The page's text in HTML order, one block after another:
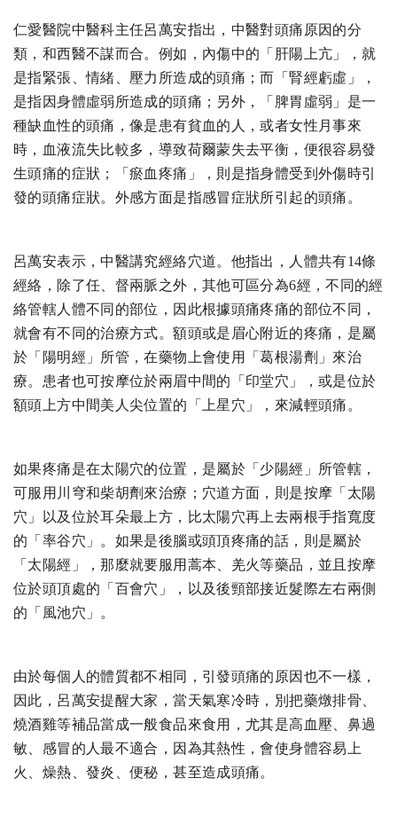
仁愛醫院中醫科主任呂萬安指出，中醫對頭痛原因的分
類，和西醫不謀而合。例如，內傷中的「肝陽上亢」，就
是指緊張、情緒、壓力所造成的頭痛；而「腎經虧虛」，
是指因身體虛弱所造成的頭痛；另外，「脾胃虛弱」是一
種缺血性的頭痛，像是患有貧血的人，或者女性月事來
時，血液流失比較多，導致荷爾蒙失去平衡，便很容易發
生頭痛的症狀；「瘀血疼痛」，則是指身體受到外傷時引
發的頭痛症狀。外感方面是指感冒症狀所引起的頭痛。
呂萬安表示，中醫講究經絡穴道。他指出，人體共有14條
經絡，除了任、督兩脈之外，其他可區分為6經，不同的經
絡管轄人體不同的部位，因此根據頭痛疼痛的部位不同，
就會有不同的治療方式。額頭或是眉心附近的疼痛，是屬
於「陽明經」所管，在藥物上會使用「葛根湯劑」來治
療。患者也可按摩位於兩眉中間的「印堂穴」，或是位於
額頭上方中間美人尖位置的「上星穴」，來減輕頭痛。
如果疼痛是在太陽穴的位置，是屬於「少陽經」所管轄，
可服用川穹和柴胡劑來治療；穴道方面，則是按摩「太陽
穴」以及位於耳朵最上方，比太陽穴再上去兩根手指寬度
的「率谷穴」。如果是後腦或頭頂疼痛的話，則是屬於
「太陽經」，那麼就要服用蒿本、羌火等藥品，並且按摩
位於頭頂處的「百會穴」，以及後頸部接近髮際左右兩側
的「風池穴」。
由於每個人的體質都不相同，引發頭痛的原因也不一樣，
因此，呂萬安提醒大家，當天氣寒冷時，別把藥燉排骨、
燒酒雞等補品當成一般食品來食用，尤其是高血壓、鼻過
敏、感冒的人最不適合，因為其熱性，會使身體容易上
火、燥熱、發炎、便秘，甚至造成頭痛。